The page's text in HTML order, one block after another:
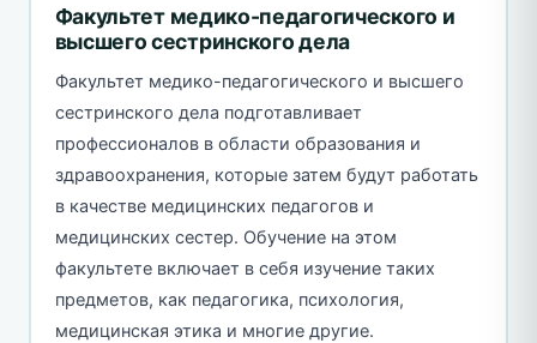
Факультет медико-педагогического и
высшего сестринского дела
Факультет медико-педагогического и высшего
сестринского дела подготавливает
профессионалов в области образования и
здравоохранения, которые затем будут работать
в качестве медицинских педагогов и
медицинских сестер. Обучение на этом
факультете включает в себя изучение таких
предметов, как педагогика, психология,
медицинская этика и многие другие.